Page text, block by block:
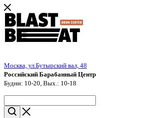
Москва, ул.Бутырский вал, 48
Российский Барабанный Центр
Будни: 10-20, Вых.: 10-18